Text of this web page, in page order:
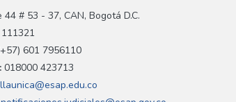
44 # 53 - 37, CAN, Bogotá D.C.
111321
601 7956110
018000 423713